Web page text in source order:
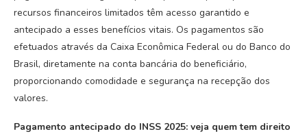
recursos financeiros limitados têm acesso garantido e
antecipado a esses benefícios vitais. Os pagamentos são
efetuados através da Caixa Econômica Federal ou do Banco do
Brasil, diretamente na conta bancária do beneficiário,
proporcionando comodidade e segurança na recepção dos
valores.
Pagamento antecipado do INSS 2025: veja quem tem direito